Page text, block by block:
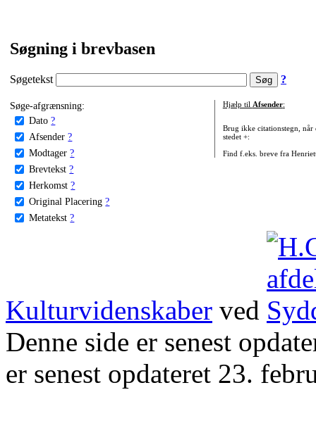
Søgning i brevbasen
Søgetekst ?
Søge-afgrænsning:
Dato ?
Afsender ?
Modtager ?
Brevtekst ?
Herkomst ?
Original Placering ?
Metatekst ?
Hjælp til Afsender:
Brug ikke citationstegn, når
stedet +:
Find f.eks. breve fra
Kulturvidenskaber ved
Denne side er senest
er senest opdateret 23.